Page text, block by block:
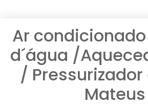
Ar
d´água /
/ Pressurizador
Mateus